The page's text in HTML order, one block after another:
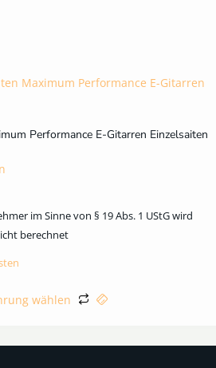
Performance E-Gitarren Einzelsaiten
im Sinne von § 19 Abs. 1 UStG wird
berechnet
wählen